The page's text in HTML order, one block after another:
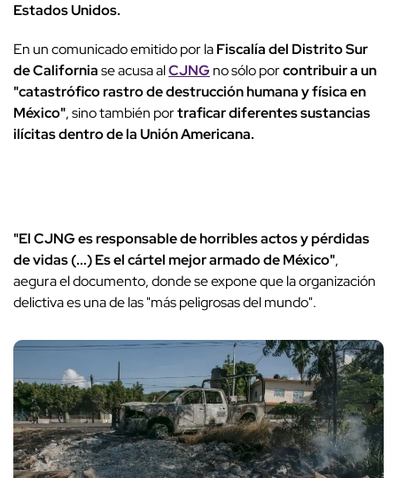
Estados Unidos.
En un comunicado emitido por laFiscalía del Distrito Sur
de Californiase acusa alCJNG no sólo porcontribuir a un
"catastrófico rastro de destrucción humana y física en
México", sino también portraficar diferentes sustancias
ilícitas dentro de la Unión Americana.
"El CJNG es responsable de horribles actos y pérdidas
de vidas (...) Es el cártel mejor armado de México",
aegura el documento, donde se expone que la organización
delictiva es una de las "más peligrosas del mundo".